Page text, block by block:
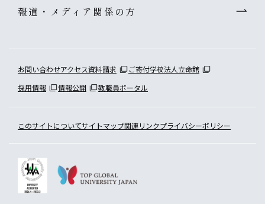
報道・メディア関係の方
お問い合わせアクセス資料請求 ご寄付学校法人立命館
採用情報
情報公開 教職員ポータル
このサイトについてサイトマップ関連リンクプライバシーポリシー